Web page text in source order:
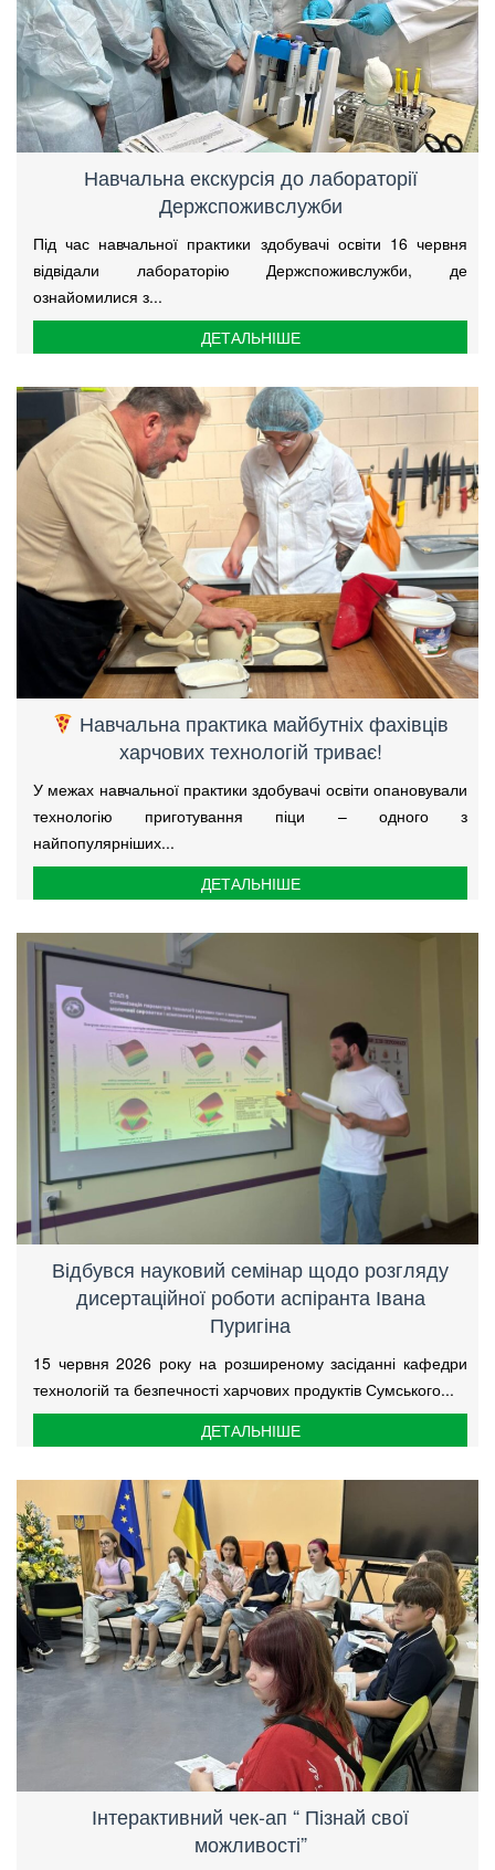
Навчальна екскурсія до лабораторії
Держспоживслужби
Під час навчальної практики здобувачі освіти 16 червня
відвідали лабораторію Держспоживслужби, де
ознайомилися з...
ДЕТАЛЬНІШЕ
Навчальна практика майбутніх фахівців
харчових технологій триває!
У межах навчальної практики здобувачі освіти опановували
технологію приготування піци – одного з
найпопулярніших...
ДЕТАЛЬНІШЕ
Відбувся науковий семінар щодо розгляду
дисертаційної роботи аспіранта Івана
Пуригіна
15 червня 2026 року на розширеному засіданні кафедри
технологій та безпечності харчових продуктів Сумського...
ДЕТАЛЬНІШЕ
Інтерактивний чек-ап “ Пізнай свої
можливості”